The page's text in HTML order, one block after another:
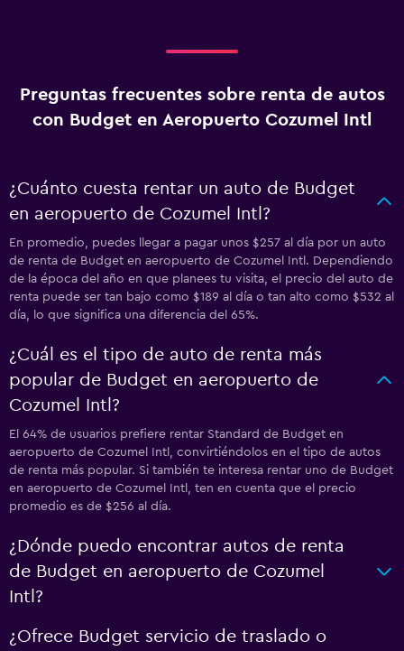
Preguntas frecuentes sobre renta de autos
con Budget en Aeropuerto Cozumel Intl
¿Cuánto cuesta rentar un auto de Budget
en aeropuerto de Cozumel Intl?
En promedio, puedes llegar a pagar unos $257 al día por un auto
de renta de Budget en aeropuerto de Cozumel Intl. Dependiendo
de la época del año en que planees tu visita, el precio del auto de
renta puede ser tan bajo como $189 al día o tan alto como $532 al
día, lo que significa una diferencia del 65%.
¿Cuál es el tipo de auto de renta más
popular de Budget en aeropuerto de
Cozumel Intl?
El 64% de usuarios prefiere rentar Standard de Budget en
aeropuerto de Cozumel Intl, convirtiéndolos en el tipo de autos
de renta más popular. Si también te interesa rentar uno de Budget
en aeropuerto de Cozumel Intl, ten en cuenta que el precio
promedio es de $256 al día.
¿Dónde puedo encontrar autos de renta
de Budget en aeropuerto de Cozumel
Intl?
¿Ofrece Budget servicio de traslado o